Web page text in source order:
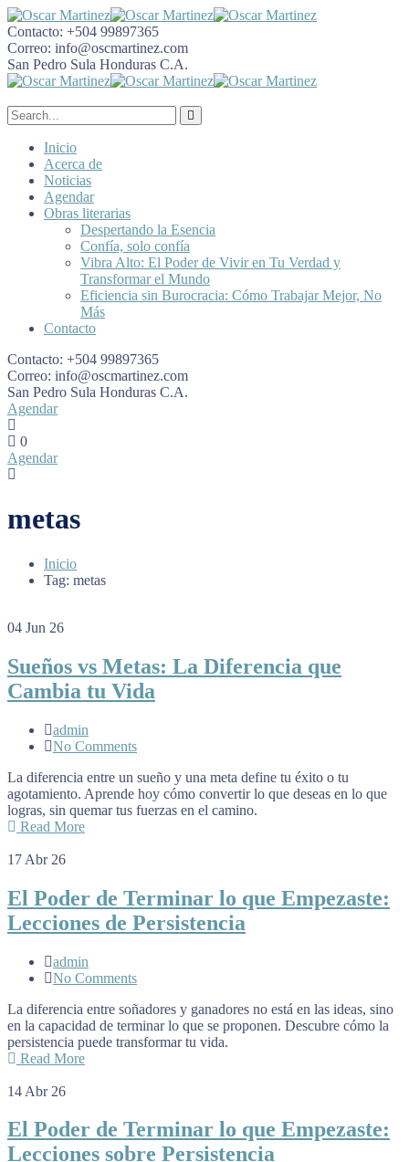
Contacto: +504 99897365
Correo: info@oscmartinez.com
San Pedro Sula Honduras C.A.
Inicio
Acerca de
Noticias
Agendar
Obras literarias
Despertando la Esencia
Confía, solo confía
Vibra Alto: El Poder de Vivir en Tu Verdad y
Transformar el Mundo
Eficiencia sin Burocracia: Cómo Trabajar Mejor, No
Más
Contacto
Contacto: +504 99897365
Correo: info@oscmartinez.com
San Pedro Sula Honduras C.A.
Agendar
0
Agendar
metas
Inicio
Tag: metas
04 Jun 26
Sueños vs Metas: La Diferencia que
Cambia tu Vida
admin
No Comments
La diferencia entre un sueño y una meta define tu éxito o tu
agotamiento. Aprende hoy cómo convertir lo que deseas en lo que
logras, sin quemar tus fuerzas en el camino.
Read More
17 Abr 26
El Poder de Terminar lo que Empezaste:
Lecciones de Persistencia
admin
No Comments
La diferencia entre soñadores y ganadores no está en las ideas, sino
en la capacidad de terminar lo que se proponen. Descubre cómo la
persistencia puede transformar tu vida.
Read More
14 Abr 26
El Poder de Terminar lo que Empezaste:
Lecciones sobre Persistencia